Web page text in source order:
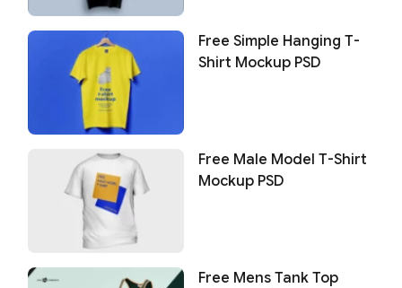
Free Simple Hanging T-
Shirt Mockup PSD
Free Male Model T-Shirt
Mockup PSD
Free Mens Tank Top